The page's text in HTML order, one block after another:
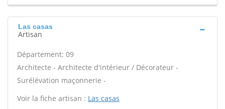
Las casas
Artisan
Département: 09
Architecte - Architecte d'intérieur / Décorateur -
Surélévation maçonnerie -
Voir la fiche artisan : Las casas